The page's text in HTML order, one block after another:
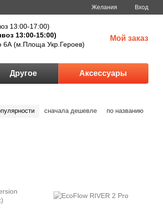
Желания Вход
13:00-17:00)
13:00-15:00)
6А (м.Площа Укр.Героев)
Мой заказ
Другое Аксессуары
сначала дешевле по названию